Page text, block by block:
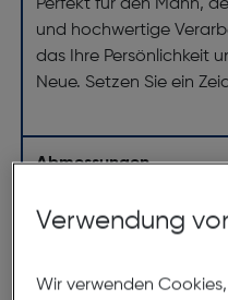
Perfekt für den Mann,
und hochwertige
das Ihre Persönlichkeit
Neue. Setzen Sie ein
Abmessungen
Brillenbreite:140mm
Glasbreite:53mm
Verwendung
Wir verwenden